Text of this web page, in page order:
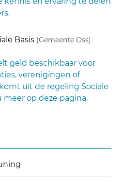
Basis (Gemeente Oss)
geld beschikbaar voor
verenigingen of
uit de regeling Sociale
meer op deze pagina.